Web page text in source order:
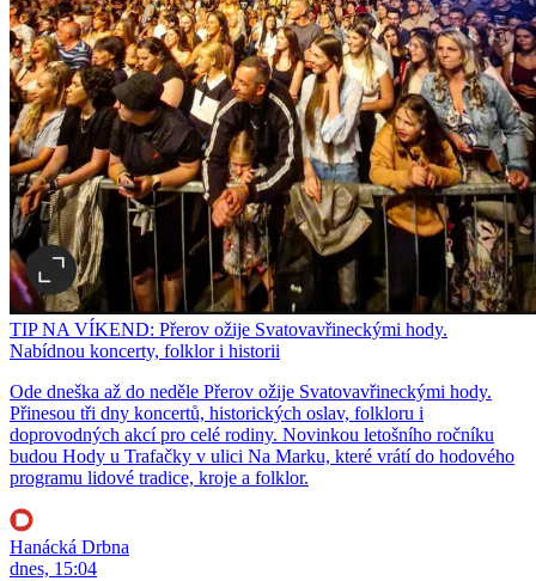
TIP NA VÍKEND: Přerov ožije Svatovavřineckými hody.
Nabídnou koncerty, folklor i historii
Ode dneška až do neděle Přerov ožije Svatovavřineckými hody.
Přinesou tři dny koncertů, historických oslav, folkloru i
doprovodných akcí pro celé rodiny. Novinkou letošního ročníku
budou Hody u Trafačky v ulici Na Marku, které vrátí do hodového
programu lidové tradice, kroje a folklor.
Hanácká Drbna
dnes, 15:04